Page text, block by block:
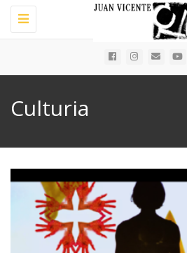
Toggle
navigation
Culturia